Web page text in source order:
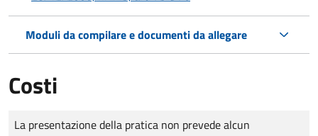
Moduli da compilare e documenti da allegare
Costi
Tipo di pagamento
Importo
La presentazione della pratica non prevede alcun